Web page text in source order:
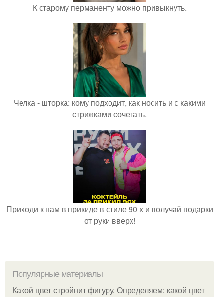
К старому перманенту можно привыкнуть.
Челка - шторка: кому подходит, как носить и с какими
стрижками сочетать.
Приходи к нам в прикиде в стиле 90 х и получай подарки
от руки вверх!
Популярные материалы
Какой цвет стройнит фигуру. Определяем: какой цвет